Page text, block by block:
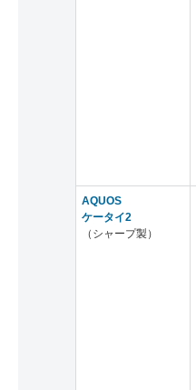
AQUOS
ケータイ2
（シャープ製）